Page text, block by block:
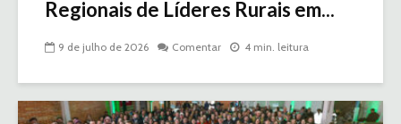
Regionais de Líderes Rurais em...
9 de julho de 2026 Comentar 4 min. leitura